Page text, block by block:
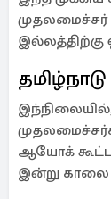
முதலமைச்சர்
இல்லத்திற்கு
ஆயோக்
இன்று காலை